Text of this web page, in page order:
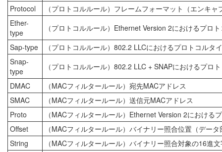
Protocol
（プロトコルルール）フレームフォーマット（エンキャ
Ether-
type
（プロトコルルール）Ethernet Version 2におけるプロ
Sap-type
（プロトコルルール）802.2 LLCにおけるプロトコルタ
Snap-
type
（プロトコルルール）802.2 LLC + SNAPにおけるプロ
DMAC
（MACフィルタールール）宛先MACアドレス
SMAC
（MACフィルタールール）送信元MACアドレス
Proto
（MACフィルタールール）Ethernet Version 2における
Offset
（MACフィルタールール）バイナリー照合位置（デー
String
（MACフィルタールール）バイナリー照合対象の16進